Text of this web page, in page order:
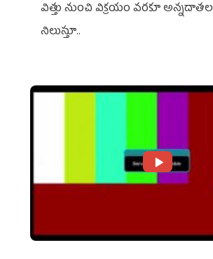
విత్తు నుంచి విక్రయం వరకూ
నిలుస్తూ..